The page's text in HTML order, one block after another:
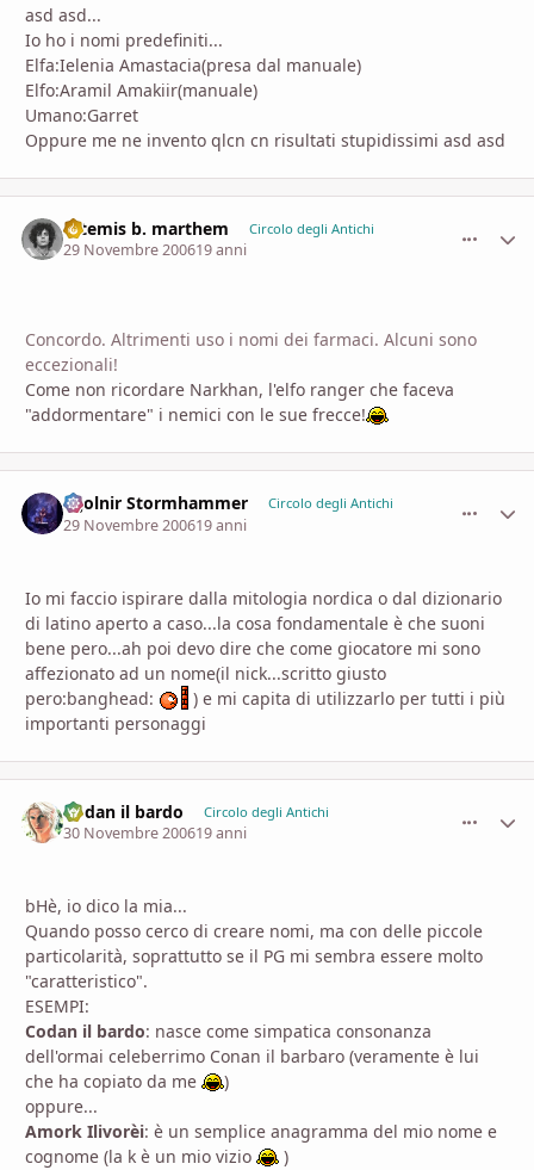
asd asd...
Io ho i nomi predefiniti...
Elfa:Ielenia Amastacia(presa dal manuale)
Elfo:Aramil Amakiir(manuale)
Umano:Garret
Oppure me ne invento qlcn cn risultati stupidissimi asd asd
artemis b. marthem Circolo degli Antichi
29 Novembre 200619 anni
Concordo. Altrimenti uso i nomi dei farmaci. Alcuni sono
eccezionali!
Come non ricordare Narkhan, l'elfo ranger che faceva
"addormentare" i nemici con le sue frecce!
Mjolnir Stormhammer Circolo degli Antichi
29 Novembre 200619 anni
Io mi faccio ispirare dalla mitologia nordica o dal dizionario
di latino aperto a caso...la cosa fondamentale è che suoni
bene pero...ah poi devo dire che come giocatore mi sono
affezionato ad un nome(il nick...scritto giusto
pero:banghead:
) e mi capita di utilizzarlo per tutti i più
importanti personaggi
Codan il bardo Circolo degli Antichi
30 Novembre 200619 anni
bHè, io dico la mia...
Quando posso cerco di creare nomi, ma con delle piccole
particolarità, soprattutto se il PG mi sembra essere molto
"caratteristico".
ESEMPI:
Codan il bardo: nasce come simpatica consonanza
dell'ormai celeberrimo Conan il barbaro (veramente è lui
che ha copiato da me
)
oppure...
Amork Ilivorèi: è un semplice anagramma del mio nome e
cognome (la k è un mio vizio
)